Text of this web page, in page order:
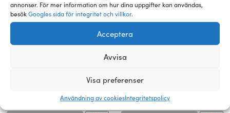
annonser. För mer information om hur dina uppgifter kan användas,
besök Googles sida för integritet och villkor.
Acceptera
Avvisa
Visa preferenser
Användning av cookiesIntegritetspolicy
BUILD-A-BEAR PROMISE
BUILD-A-BEAR gosedjur
30 cm
599,00kr